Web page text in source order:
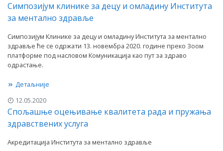
Симпозијум клинике за децу и омладину Института
за ментално здравље
Симпозијум Клинике за децу и омладину Института за ментално
здравље ће се одржати 13. новембра 2020. године преко Зоом
платформе под насловом Комуникација као пут за здраво
одрастање.
Детаљније
12.05.2020
Спољашње оцењивање квалитета рада и пружања
здравствених услуга
Акредитација Института за ментално здравље